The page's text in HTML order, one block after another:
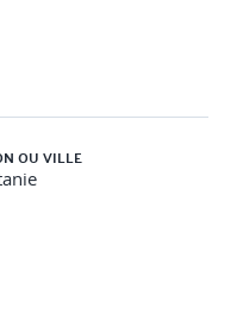
aux incidents
aux incidents.
blockchain
OU VILLE